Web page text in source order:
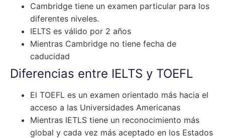
Cambridge tiene un examen particular para los
diferentes niveles.
IELTS es válido por 2 años
Mientras Cambridge no tiene fecha de
caducidad
Diferencias entre IELTS y TOEFL
El TOEFL es un examen orientado más hacia el
acceso a las Universidades Americanas
Mientras IETLS tiene un reconocimiento más
global y cada vez más aceptado en los Estados